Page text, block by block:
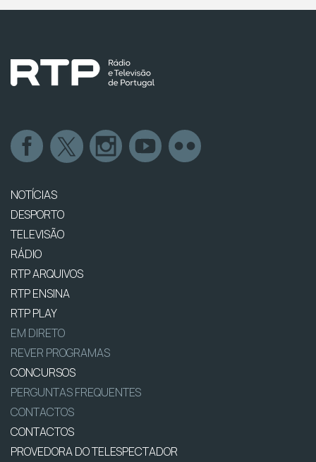
NOTÍCIAS
DESPORTO
TELEVISÃO
RÁDIO
RTP ARQUIVOS
RTP ENSINA
RTP PLAY
EM DIRETO
REVER PROGRAMAS
CONCURSOS
PERGUNTAS FREQUENTES
CONTACTOS
CONTACTOS
PROVEDORA DO TELESPECTADOR